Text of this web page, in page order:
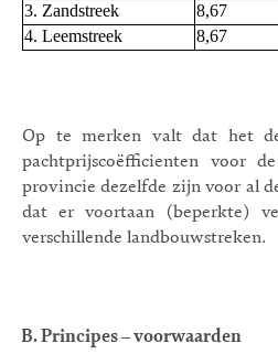
3. Zandstreek
8,67
4. Leemstreek
8,67
Op te merken valt dat het
pachtprijscoëfficienten voor
provincie dezelfde zijn voor al
dat er voortaan (beperkte)
verschillende landbouwstreken.
B. Principes – voorwaarden